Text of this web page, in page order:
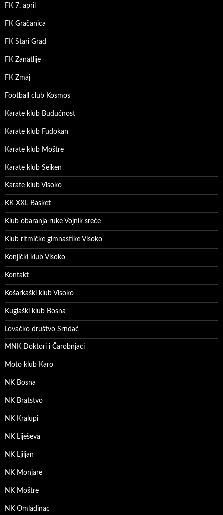
FK 7. april
FK Gračanica
FK Stari Grad
FK Zanatlije
FK Zmaj
Football club Kosmos
Karate klub Budućnost
Karate klub Fudokan
Karate klub Moštre
Karate klub Seiken
Karate klub Visoko
KK XXL Basket
Klub obaranja ruke Vojnik sreće
Klub ritmičke gimnastike Visoko
Konjički klub Visoko
Kontakt
Košarkaški klub Visoko
Kuglaški klub Bosna
Lovačko društvo Srndać
MNK Doktori i Čarobnjaci
Moto klub Karo
NK Bosna
NK Bratstvo
NK Kralupi
NK Liješeva
NK Ljiljan
NK Monjare
NK Moštre
NK Omladinac